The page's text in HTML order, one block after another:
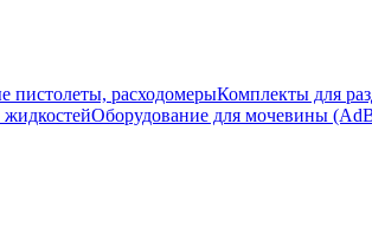
пистолеты, расходомерыКомплекты для
Оборудование для мочевины